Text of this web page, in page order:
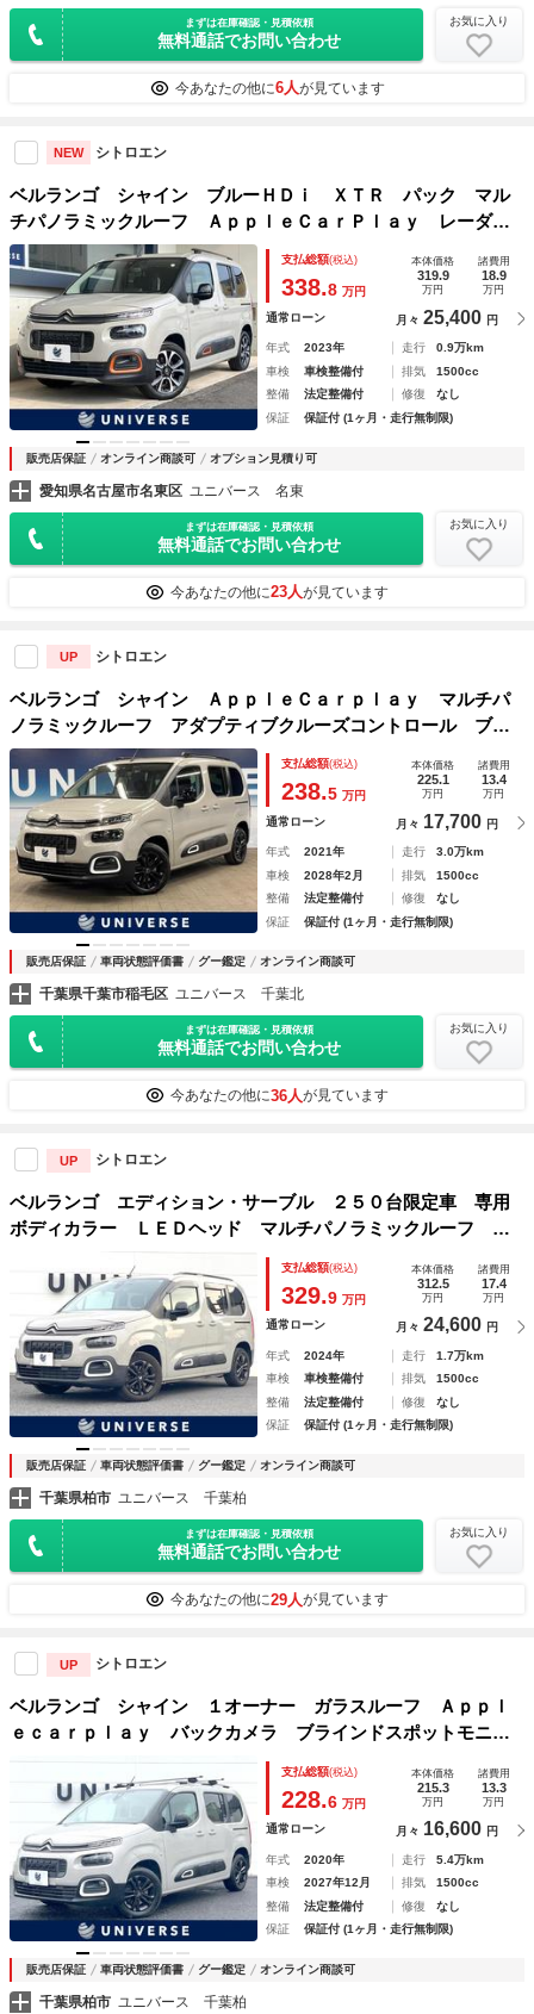
まずは在庫確認・見積依頼
無料通話でお問い合わせ
お気に入り
今あなたの他に6人が見ています
NEW シトロエン
ベルランゴ シャイン ブルーＨＤｉ ＸＴＲ パック マル
チパノラミックルーフ ＡｐｐｌｅＣａｒＰｌａｙ レーダー
クルーズコントロール バックカメラ ＥＴＣ車載器 ブライ
ンドスポット レーンキープアシスト スマートキー パドル
シフト 禁煙車 １オーナー
支払総額(税込)
338.8 万円
本体価格
319.9
万円
諸費用
18.9
万円
通常ローン 月々 25,400 円
年式 2023年 走行
0.9万km
車検
車検整備付 排気
1500cc
整備
法定整備付 修復
なし
保証
保証付 (1ヶ月・走行無制限)
販売店保証 オンライン商談可 オプション見積り可
愛知県名古屋市名東区 ユニバース 名東
まずは在庫確認・見積依頼
無料通話でお問い合わせ
お気に入り
今あなたの他に23人が見ています
UP シトロエン
ベルランゴ シャイン ＡｐｐｌｅＣａｒｐｌａｙ マルチパ
ノラミックルーフ アダプティブクルーズコントロール ブラ
インドスポットモニター フロント・サイド・バックソナー
純正１６インチブラック塗装アルミ ＥＴＣ 禁煙車
支払総額(税込)
238.5 万円
本体価格
225.1
万円
諸費用
13.4
万円
通常ローン 月々 17,700 円
年式 2021年 走行
3.0万km
車検
2028年2月 排気
1500cc
整備
法定整備付 修復
なし
保証
保証付 (1ヶ月・走行無制限)
販売店保証 車両状態評価書 グー鑑定 オンライン商談可
千葉県千葉市稲毛区 ユニバース 千葉北
まずは在庫確認・見積依頼
無料通話でお問い合わせ
お気に入り
今あなたの他に36人が見ています
UP シトロエン
ベルランゴ エディション・サーブル ２５０台限定車 専用
ボディカラー ＬＥＤヘッド マルチパノラミックルーフ Ａ
ｐｐｌｅＣａｒＰｌａｙ バックカメラ アダプティブクルー
ズコントロール 純正１６インチブラックアルミ ＥＴＣ 禁
支払総額(税込)
329.9 万円
本体価格
312.5
万円
諸費用
17.4
万円
通常ローン 月々 24,600 円
年式 2024年 走行
1.7万km
車検
車検整備付 排気
1500cc
整備
法定整備付 修復
なし
保証
保証付 (1ヶ月・走行無制限)
販売店保証 車両状態評価書 グー鑑定 オンライン商談可
千葉県柏市 ユニバース 千葉柏
まずは在庫確認・見積依頼
無料通話でお問い合わせ
お気に入り
今あなたの他に29人が見ています
UP シトロエン
ベルランゴ シャイン １オーナー ガラスルーフ Ａｐｐｌ
ｅｃａｒｐｌａｙ バックカメラ ブラインドスポットモニタ
ー アダプティブクルーズコントロール オートライト オー
トエアコン 純正１６インチブラックＡＷ ＥＴＣ 禁煙
支払総額(税込)
228.6 万円
本体価格
215.3
万円
諸費用
13.3
万円
通常ローン 月々 16,600 円
年式 2020年 走行
5.4万km
車検
2027年12月 排気
1500cc
整備
法定整備付 修復
なし
保証
保証付 (1ヶ月・走行無制限)
販売店保証 車両状態評価書 グー鑑定 オンライン商談可
千葉県柏市 ユニバース 千葉柏